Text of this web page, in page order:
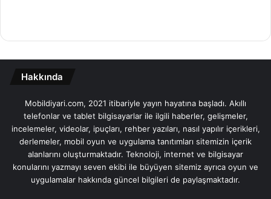
Hakkında
Mobildiyari.com, 2021 itibariyle yayın hayatına başladı. Akıllı
telefonlar ve tablet bilgisayarlar ile ilgili haberler, gelişmeler,
incelemeler, videolar, ipuçları, rehber yazıları, nasıl yapılır içerikleri,
derlemeler, mobil oyun ve uygulama tanıtımları sitemizin içerik
alanlarını oluşturmaktadır. Teknoloji, internet ve bilgisayar
konularını yazmayı seven ekibi ile büyüyen sitemiz ayrıca oyun ve
uygulamalar hakkında güncel bilgileri de paylaşmaktadır.